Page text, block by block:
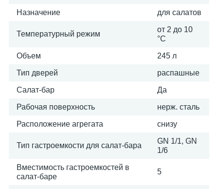
Назначение для салатов
Температурный режим
от 2 до 10
°С
Объем 245 л
Тип дверей распашные
Салат-бар Да
Рабочая поверхность нерж. сталь
Расположение агрегата снизу
Тип гастроемкости для салат-бара
GN 1/1, GN
1/6
Вместимость гастроемкостей в
салат-баре
5